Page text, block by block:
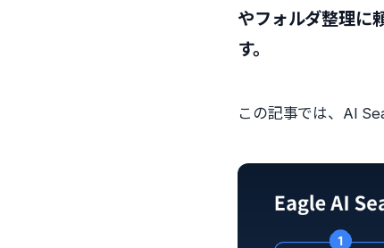
やフォルダ整理に
す。
この記事では、AI